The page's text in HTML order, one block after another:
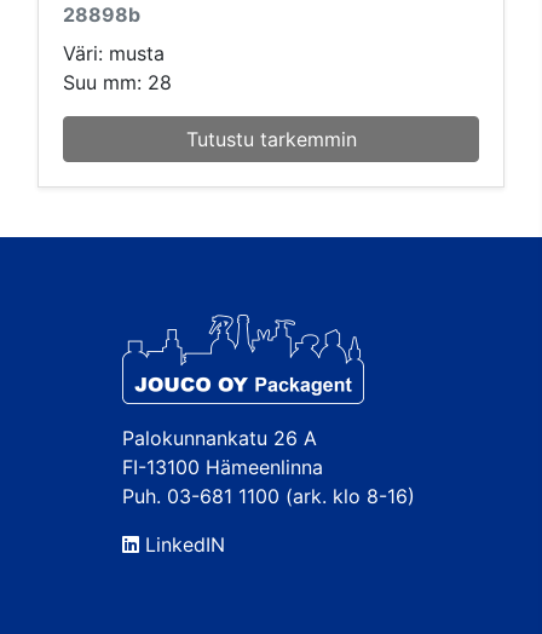
28898b
Väri: musta
Suu mm: 28
Tutustu tarkemmin
Palokunnankatu 26 A
FI-13100 Hämeenlinna
Puh. 03-681 1100 (ark. klo 8-16)
LinkedIN